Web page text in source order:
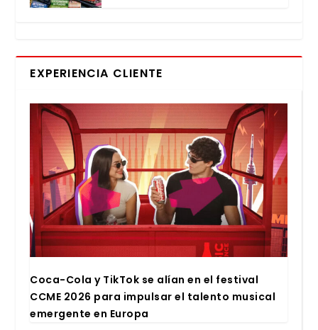
EXPERIENCIA CLIENTE
Coca-Cola y Tik­Tok se alían en el fes­ti­val
CCME 2026 para impul­sar el talen­to musi­cal
emer­gen­te en Euro­pa